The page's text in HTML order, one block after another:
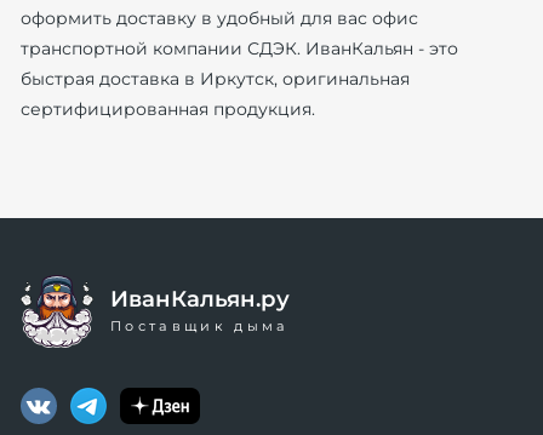
оформить доставку в удобный для вас офис
транспортной компании СДЭК. ИванКальян - это
быстрая доставка в Иркутск, оригинальная
сертифицированная продукция.
ИванКальян.ру
Поставщик дыма